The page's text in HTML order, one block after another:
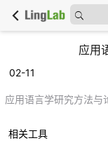
应用
02-11
应用语言学研究方法与
相关工具